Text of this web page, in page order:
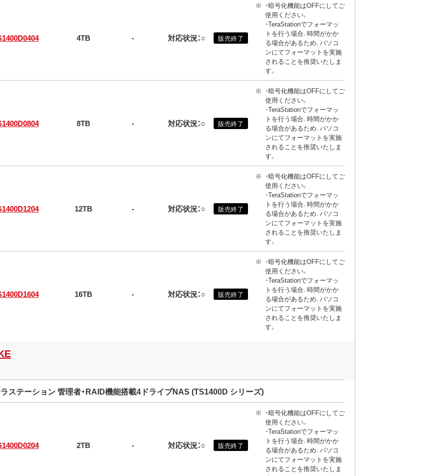
4TB - 対応状況：○ 販売終了
・暗号化機能はOFFにしてご
使用ください。
・TeraStationでフォーマッ
トを行う場合、時間がかか
る場合があるため、パソコ
ンにてフォーマットを実施
されることを推奨いたしま
す。
8TB - 対応状況：○ 販売終了
・暗号化機能はOFFにしてご
使用ください。
・TeraStationでフォーマッ
トを行う場合、時間がかか
る場合があるため、パソコ
ンにてフォーマットを実施
されることを推奨いたしま
す。
12TB - 対応状況：○ 販売終了
・暗号化機能はOFFにしてご
使用ください。
・TeraStationでフォーマッ
トを行う場合、時間がかか
る場合があるため、パソコ
ンにてフォーマットを実施
されることを推奨いたしま
す。
16TB - 対応状況：○ 販売終了
・暗号化機能はOFFにしてご
使用ください。
・TeraStationでフォーマッ
トを行う場合、時間がかか
る場合があるため、パソコ
ンにてフォーマットを実施
されることを推奨いたしま
す。
ステーション 管理者・RAID機能搭載4ドライブNAS (TS1400D シリーズ)
2TB - 対応状況：○ 販売終了
・暗号化機能はOFFにしてご
使用ください。
・TeraStationでフォーマッ
トを行う場合、時間がかか
る場合があるため、パソコ
ンにてフォーマットを実施
されることを推奨いたしま